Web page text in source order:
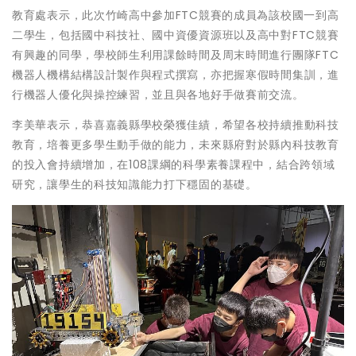
教育處表示，此次竹崎高中參加FTC競賽的成員為該校國一到高
二學生，包括國中科技社、國中資優資源班以及高中對FTC競賽
有興趣的同學，學校師生利用課餘時間及周末時間進行團隊FTC
機器人機構結構設計製作與程式撰寫，亦把握寒假時間集訓，進
行機器人優化與操控練習，並且與各地好手做賽前交流。
李美華表示，恭喜嘉義縣學校榮獲佳績，希望各校持續推動科技
教育，培養更多學生動手做的能力，未來縣府對於縣內科技教育
的投入會持續增加，在108課綱的科學素養課程中，結合跨領域
研究，讓學生的科技知識能力打下穩固的基礎。